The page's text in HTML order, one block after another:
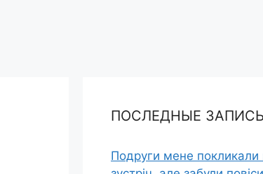
ПОСЛЕДНЫЕ
Подруги мене покликали